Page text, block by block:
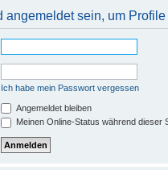
angemeldet sein, um
Ich habe mein Passwort vergessen
Angemeldet bleiben
Meinen Online-Status während dieser